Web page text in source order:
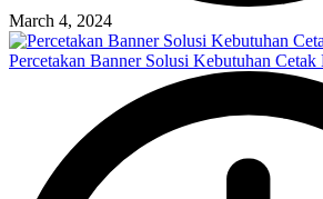
March 4, 2024
Percetakan Banner Solusi Kebutuhan Cetak